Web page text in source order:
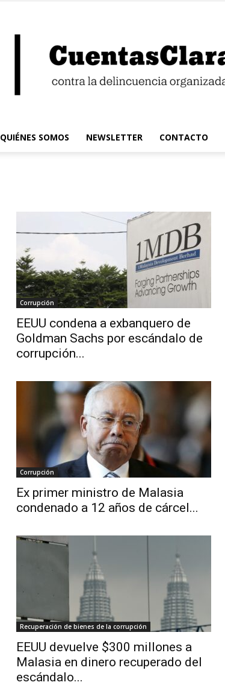
Digital
QUIÉNES SOMOS NEWSLETTER CONTACTO
Corrupción
EEUU condena a exbanquero de
Goldman Sachs por escándalo de
corrupción...
Corrupción
Ex primer ministro de Malasia
condenado a 12 años de cárcel...
Recuperación de bienes de la corrupción
EEUU devuelve $300 millones a
Malasia en dinero recuperado del
escándalo...